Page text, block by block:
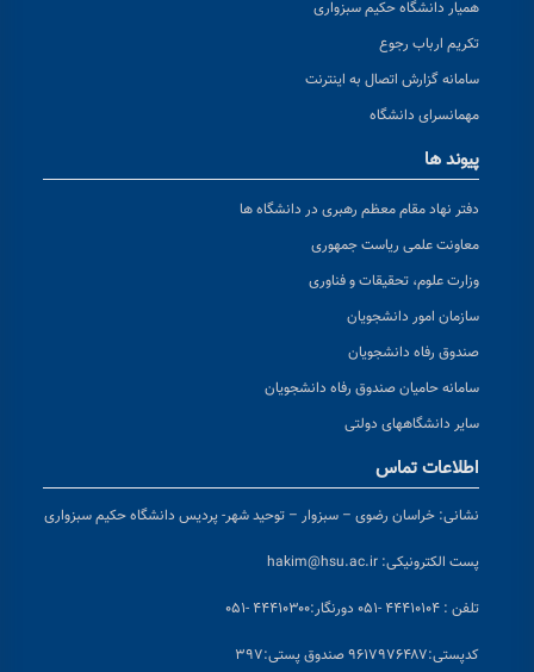
همیار دانشگاه حکیم سبزواری
تکریم ارباب رجوع
سامانه گزارش اتصال به اینترنت
مهمانسرای دانشگاه
پیوند ها
دفتر نهاد مقام معظم رهبری در دانشگاه ها
معاونت علمی ریاست جمهوری
وزارت علوم، تحقیقات و فناوری
سازمان امور دانشجویان
صندوق رفاه دانشجویان
سامانه حامیان صندوق رفاه دانشجویان
سایر دانشگاههای دولتی
اطلاعات تماس
نشانی: خراسان رضوی – سبزوار – توحید شهر- پردیس دانشگاه حکیم سبزواری
پست الکترونیکی: hakim@hsu.ac.ir
تلفن : ۴۴۴۱۰۱۰۴ -۰۵۱ دورنگار:۴۴۴۱۰۳۰۰ -۰۵۱
کدپستی:۹۶۱۷۹۷۶۴۸۷ صندوق پستی:۳۹۷